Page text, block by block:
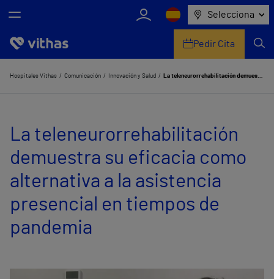
Selecciona
Nosotros
Servicios de salud
Equipo médico y asistencial
Comunicación
Pedir Cita
Hospitales Vithas Comunicación Innovación y Salud La teleneurorrehabilitación demuestra su eficacia como alternativa a la asistencia presencial en tiempos de pandemia
La teleneurorrehabilitación
demuestra su eficacia como
alternativa a la asistencia
presencial en tiempos de
pandemia